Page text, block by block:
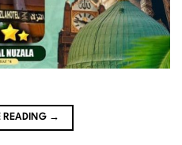
READING →